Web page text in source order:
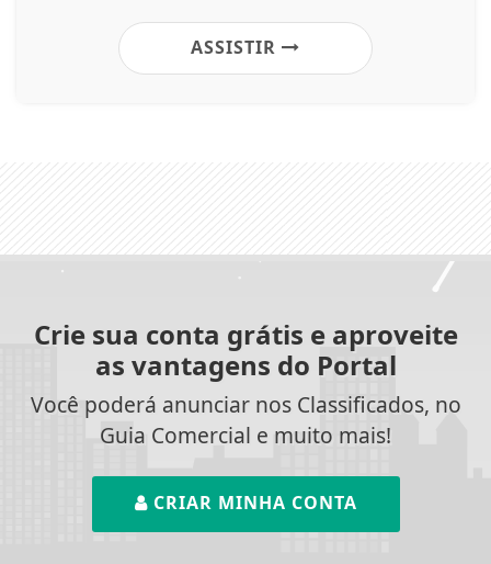
ASSISTIR
Crie sua conta grátis e aproveite
as vantagens do Portal
Você poderá anunciar nos Classificados, no
Guia Comercial e muito mais!
CRIAR MINHA CONTA